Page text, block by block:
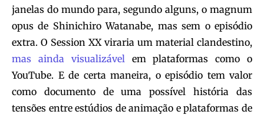
janelas do mundo para, segundo alguns, o magnum
opus de Shinichiro Watanabe, mas sem o episódio
extra. O Session XX viraria um material clandestino,
mas ainda visualizávelem plataformas como o
YouTube. E de certa maneira, o episódio tem valor
como documento de uma possível história das
tensões entre estúdios de animação e plataformas de